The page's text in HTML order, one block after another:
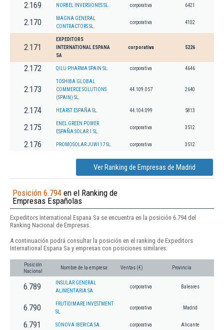
2.169 NORBEL INVERSIONES SL. corporativa 6421
2.170
MAGNA GENERAL
CONTRACTORS SL.
corporativa 4102
2.171
EXPEDITORS
INTERNATIONAL ESPANA
SA
corporativa 5226
2.172 QILU PHARMA SPAIN SL. corporativa 4646
2.173
TOSHIBA GLOBAL
COMMERCE SOLUTIONS
(SPAIN) SL.
44.109.057 2640
2.174 HEARST ESPAÑA SL. 44.104.099 5813
2.175
ENEL GREEN POWER
ESPAÑA SOLAR 1 SL.
corporativa 3512
2.176 PROMOSOLAR JUWI 17 SL. corporativa 3512
Ver Ranking de Empresas de Madrid
Posición 6.794 en el Ranking de
Empresas Españolas
Expeditors International Espana Sa se encuentra en la posición 6.794 del
Ranking Nacional de Empresas.
A continuación podrá consultar la posición en el ranking de Expeditors
International Espana Sa y empresas con posiciones similares:
Posición
Nacional
Nombre de la empresa Ventas (€) Provincia
6.789
INSULAR GENERAL
ALIMENTARIA SA
corporativa Baleares
6.790
FRUTIDIMARE INVESTMENT
SL.
corporativa Madrid
6.791 SONOVA IBERICA SA. corporativa Alicante